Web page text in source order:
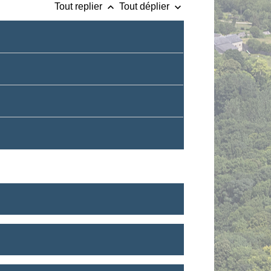
Tout replier keyboard_arrow_up Tout déplier keyboard_arrow_down